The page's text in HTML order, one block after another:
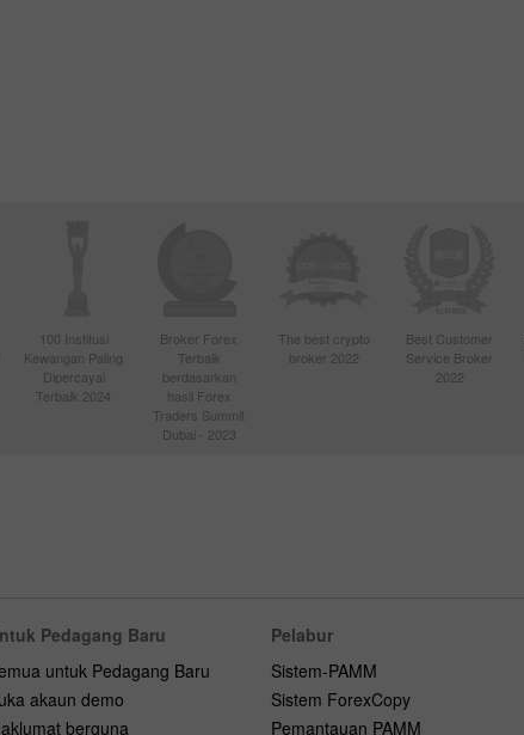
100 Institusi
Kewangan Paling
Dipercayai
Terbaik 2024
Broker Forex
Terbaik
berdasarkan
hasil Forex
Traders Summit
Dubai - 2023
The best crypto
broker 2022
Best Customer
Service Broker
2022
Pedagang Baru
untuk Pedagang Baru
akaun demo
berguna
Pelabur
Sistem-PAMM
Sistem ForexCopy
Pemantauan PAMM